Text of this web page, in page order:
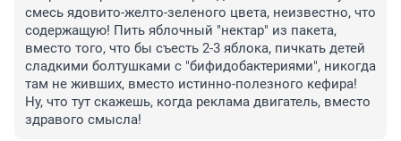
смесь ядовито-желто-зеленого цвета, неизвестно, что
содержащую! Пить яблочный "нектар" из пакета,
вместо того, что бы съесть 2-3 яблока, пичкать детей
сладкими болтушками с "бифидобактериями", никогда
там не живших, вместо истинно-полезного кефира!
Ну, что тут скажешь, когда реклама двигатель, вместо
здравого смысла!